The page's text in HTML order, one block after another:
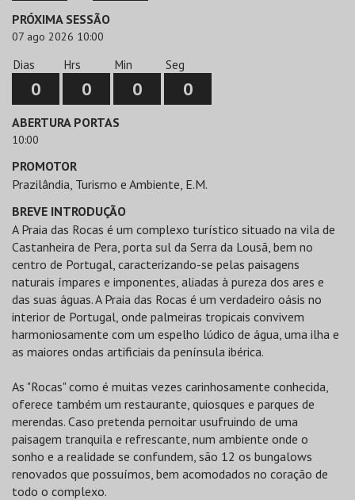
PRÓXIMA SESSÃO
07 ago 2026 10:00
Dias
0
Hrs
0
Min
0
Seg
0
ABERTURA PORTAS
10:00
PROMOTOR
Prazilândia, Turismo e Ambiente, E.M.
BREVE INTRODUÇÃO
A Praia das Rocas é um complexo turístico situado na vila de
Castanheira de Pera, porta sul da Serra da Lousã, bem no
centro de Portugal, caracterizando-se pelas paisagens
naturais ímpares e imponentes, aliadas à pureza dos ares e
das suas águas. A Praia das Rocas é um verdadeiro oásis no
interior de Portugal, onde palmeiras tropicais convivem
harmoniosamente com um espelho lúdico de água, uma ilha e
as maiores ondas artificiais da península ibérica.
As "Rocas" como é muitas vezes carinhosamente conhecida,
oferece também um restaurante, quiosques e parques de
merendas. Caso pretenda pernoitar usufruindo de uma
paisagem tranquila e refrescante, num ambiente onde o
sonho e a realidade se confundem, são 12 os bungalows
renovados que possuímos, bem acomodados no coração de
todo o complexo.